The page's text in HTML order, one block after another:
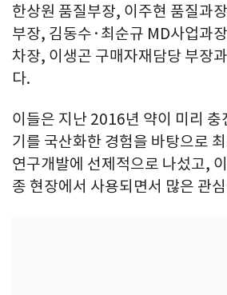
한상원 품질부장, 이주현 품질과
부장, 김동수·최순규 MD사업과
차장, 이생곤 구매자재담당 부장
다.
이들은 지난 2016년 약이 미리
기를 국산화한 경험을 바탕으로
연구개발에 선제적으로 나섰고,
종 현장에서 사용되면서 많은 관